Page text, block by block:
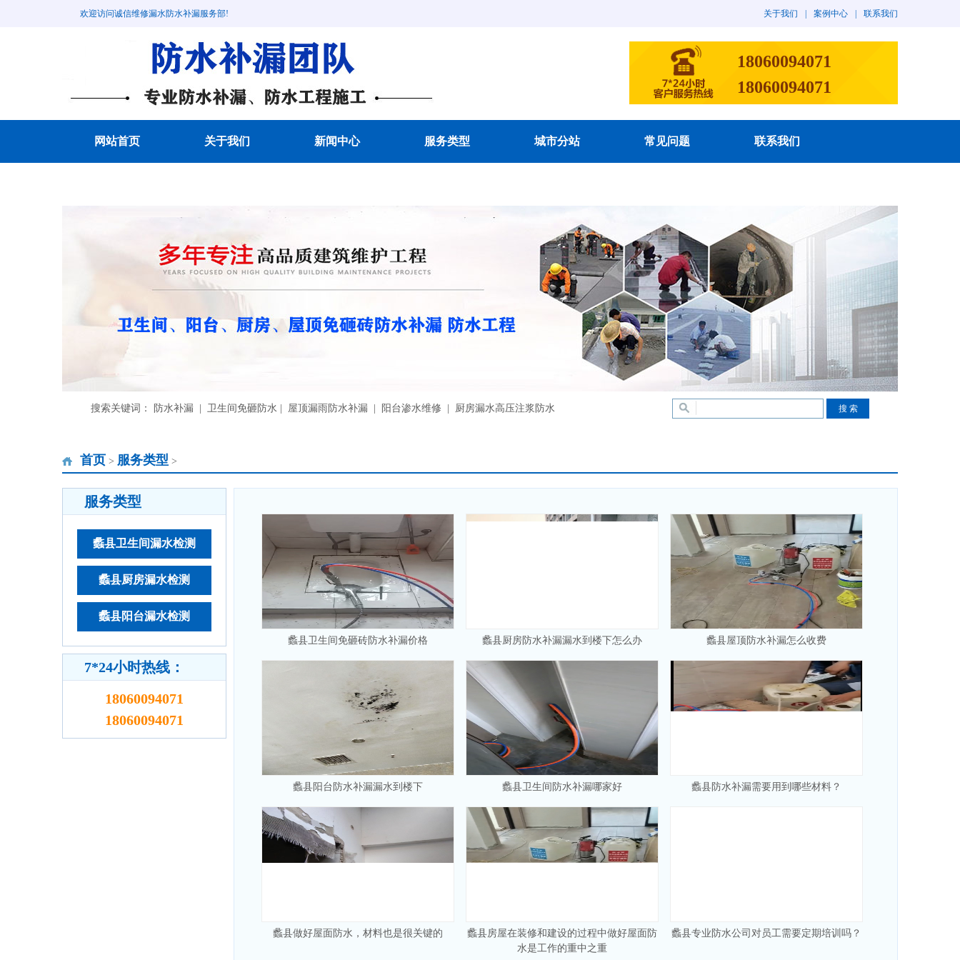
欢迎访问诚信维修漏水防水补漏服务部! 关于我们 案例中心 联系我们
18060094071
18060094071
网站首页 关于我们 新闻中心 服务类型 城市分站 常见问题 联系我们
搜索关键词： 防水补漏 | 卫生间免砸防水 | 屋顶漏雨防水补漏 | 阳台渗水维修 | 厨房漏水高压注浆防水
首页 > 服务类型 >
服务类型
蠡县卫生间漏水检测
蠡县厨房漏水检测
蠡县阳台漏水检测
7*24小时热线：
18060094071
18060094071
蠡县卫生间免砸砖防水补漏价格 蠡县厨房防水补漏漏水到楼下怎么办 蠡县屋顶防水补漏怎么收费
蠡县阳台防水补漏漏水到楼下 蠡县卫生间防水补漏哪家好 蠡县防水补漏需要用到哪些材料？
蠡县做好屋面防水，材料也是很关键的
蠡县房屋在装修和建设的过程中做好屋面防
水是工作的重中之重
蠡县专业防水公司对员工需要定期培训吗？